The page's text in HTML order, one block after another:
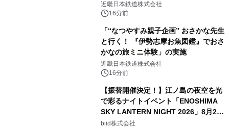
近畿日本鉄道株式会社
16分前
「“なつやすみ親子企画” おさかな先生
と行く！ 『伊勢志摩お魚図鑑』でおさ
かなの旅ミニ体験」の実施
近畿日本鉄道株式会社
16分前
【振替開催決定！】江ノ島の夜空を光
で彩るナイトイベント「ENOSHIMA
SKY LANTERN NIGHT 2026」8月22
日(土)振替開催＆受付スタート！
biid株式会社